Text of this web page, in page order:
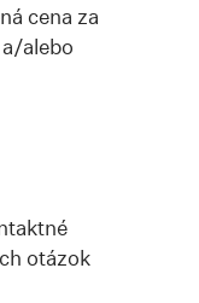
cena za
alebo
otázok